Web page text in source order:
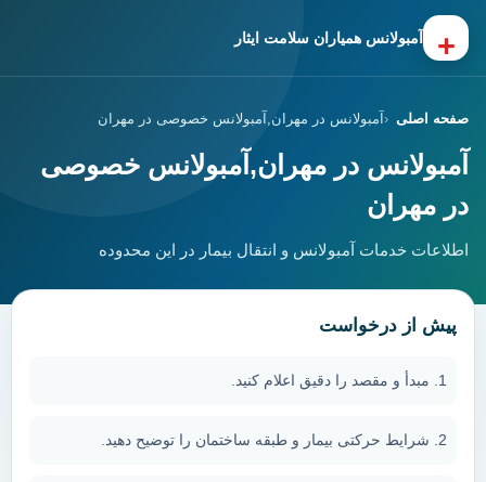
+ آمبولانس همیاران سلامت ایثار
صفحه اصلی آمبولانس در مهران,آمبولانس خصوصی در مهران
آمبولانس در مهران,آمبولانس خصوصی
در مهران
اطلاعات خدمات آمبولانس و انتقال بیمار در این محدوده
پیش از درخواست
مبدأ و مقصد را دقیق اعلام کنید.
شرایط حرکتی بیمار و طبقه ساختمان را توضیح دهید.